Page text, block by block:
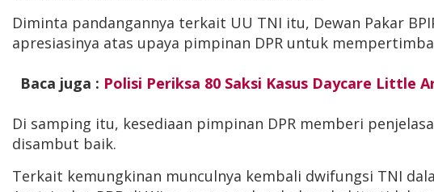
Diminta pandangannya terkait UU TNI itu, Dewan Pakar
apresiasinya atas upaya pimpinan DPR untuk
Baca juga : Polisi Periksa 80 Saksi Kasus Daycare Little
Di samping itu, kesediaan pimpinan DPR memberi
disambut baik.
Terkait kemungkinan munculnya kembali dwifungsi TNI